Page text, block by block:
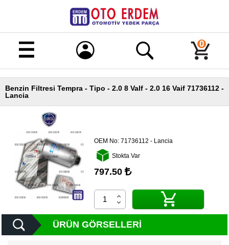
Merhaba!
Giriş
Kayıt
Ana
Kampanyalı
Ürünler
Ürünler
Banka
Hesapları
İletişim
Kategoriler
0
Benzin Filtresi Tempra - Tipo - 2.0 8 Valf - 2.0 16 Vaif 71736112 -
Lancia
OEM No:71736112 - Lancia
Stokta Var
797.50
ÜRÜN GÖRSELLERI